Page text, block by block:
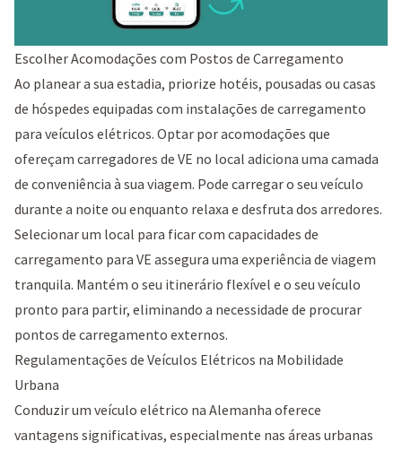
Escolher Acomodações com Postos de Carregamento
Ao planear a sua estadia, priorize hotéis, pousadas ou casas
de hóspedes equipadas com instalações de carregamento
para veículos elétricos. Optar por acomodações que
ofereçam carregadores de VE no local adiciona uma camada
de conveniência à sua viagem. Pode carregar o seu veículo
durante a noite ou enquanto relaxa e desfruta dos arredores.
Selecionar um local para ficar com capacidades de
carregamento para VE assegura uma experiência de viagem
tranquila. Mantém o seu itinerário flexível e o seu veículo
pronto para partir, eliminando a necessidade de procurar
pontos de carregamento externos.
Regulamentações de Veículos Elétricos na Mobilidade
Urbana
Conduzir um veículo elétrico na Alemanha oferece
vantagens significativas, especialmente nas áreas urbanas